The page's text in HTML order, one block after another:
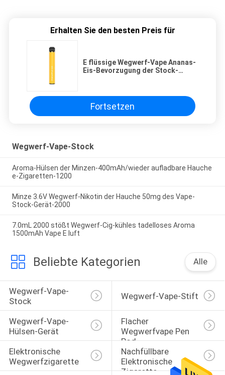
Erhalten Sie den besten Preis für
E flüssige Wegwerf-Vape Ananas-
Eis-Bevorzugung der Stock-
Fortsetzen
Wegwerf-Vape-Stock
Aroma-Hülsen der Minzen-400mAh/wieder aufladbare Hauche
e-Zigaretten-1200
Minze 3.6V Wegwerf-Nikotin der Hauche 50mg des Vape-
Stock-Gerät-2000
7.0mL 2000 stößt Wegwerf-Cig-kühles tadelloses Aroma
1500mAh Vape E luft
Beliebte Kategorien Alle
Wegwerf-Vape-
Stock
Wegwerf-Vape-Stift
Wegwerf-Vape-
Hülsen-Gerät
Flacher
Wegwerfvape Pen
Pod
Elektronische
Wegwerfzigarette
Nachfüllbare
Elektronische
Zigarette